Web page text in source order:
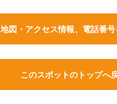
地図・アクセス情報、電話番
このスポットのトップへ